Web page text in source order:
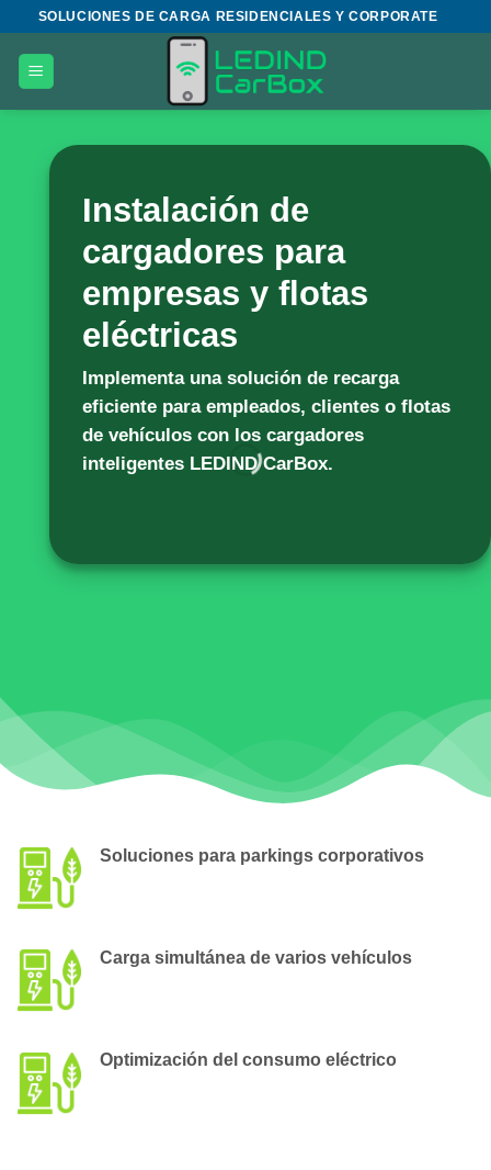
Saltar
contenido
SOLUCIONES DE CARGA RESIDENCIALES Y CORPORATE
Instalación de
cargadores para
empresas y flotas
eléctricas
Implementa una solución de recarga
eficiente para empleados, clientes o flotas
de vehículos con los cargadores
inteligentes LEDIND CarBox.
Soluciones para parkings corporativos
Carga simultánea de varios vehículos
Optimización del consumo eléctrico